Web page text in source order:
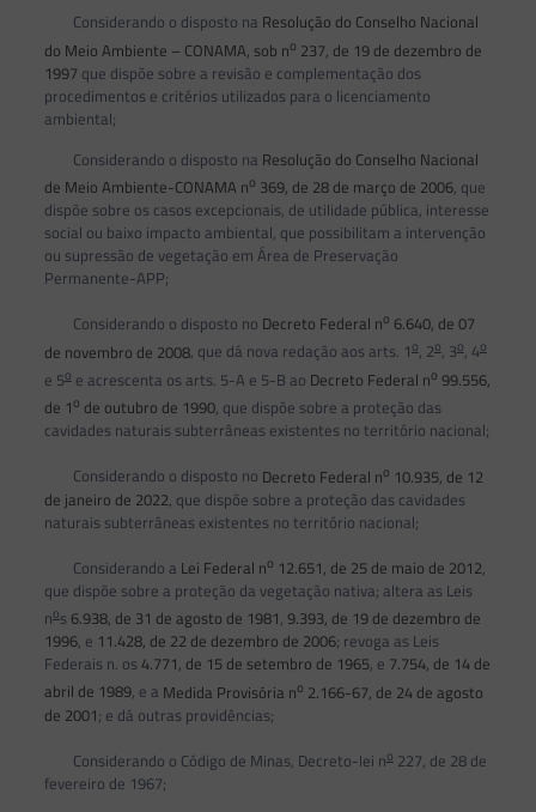
Considerando o disposto na Resolução do Conselho Nacional
do Meio Ambiente – CONAMA, sob no 237, de 19 de dezembro de
1997 que dispõe sobre a revisão e complementação dos
procedimentos e critérios utilizados para o licenciamento
ambiental;
Considerando o disposto na Resolução do Conselho Nacional
de Meio Ambiente-CONAMA no 369, de 28 de março de 2006, que
dispõe sobre os casos excepcionais, de utilidade pública, interesse
social ou baixo impacto ambiental, que possibilitam a intervenção
ou supressão de vegetação em Área de Preservação
Permanente-APP;
Considerando o disposto no Decreto Federal no 6.640, de 07
de novembro de 2008, que dá nova redação aos arts. 1o, 2o, 3o, 4o
e 5oe acrescenta os arts. 5-A e 5-B ao Decreto Federal no 99.556,
de 1o de outubro de 1990, que dispõe sobre a proteção das
cavidades naturais subterrâneas existentes no território nacional;
Considerando o disposto no Decreto Federal no 10.935, de 12
de janeiro de 2022, que dispõe sobre a proteção das cavidades
naturais subterrâneas existentes no território nacional;
Considerando a Lei Federal no 12.651, de 25 de maio de 2012,
que dispõe sobre a proteção da vegetação nativa; altera as Leis
nos 6.938, de 31 de agosto de 1981, 9.393, de 19 de dezembro de
1996, e 11.428, de 22 de dezembro de 2006; revoga as Leis
Federais n. os 4.771, de 15 de setembro de 1965, e 7.754, de 14 de
abril de 1989, e a Medida Provisória no 2.166-67, de 24 de agosto
de 2001; e dá outras providências;
Considerando o Código de Minas, Decreto-lei no227, de 28 de
fevereiro de 1967;